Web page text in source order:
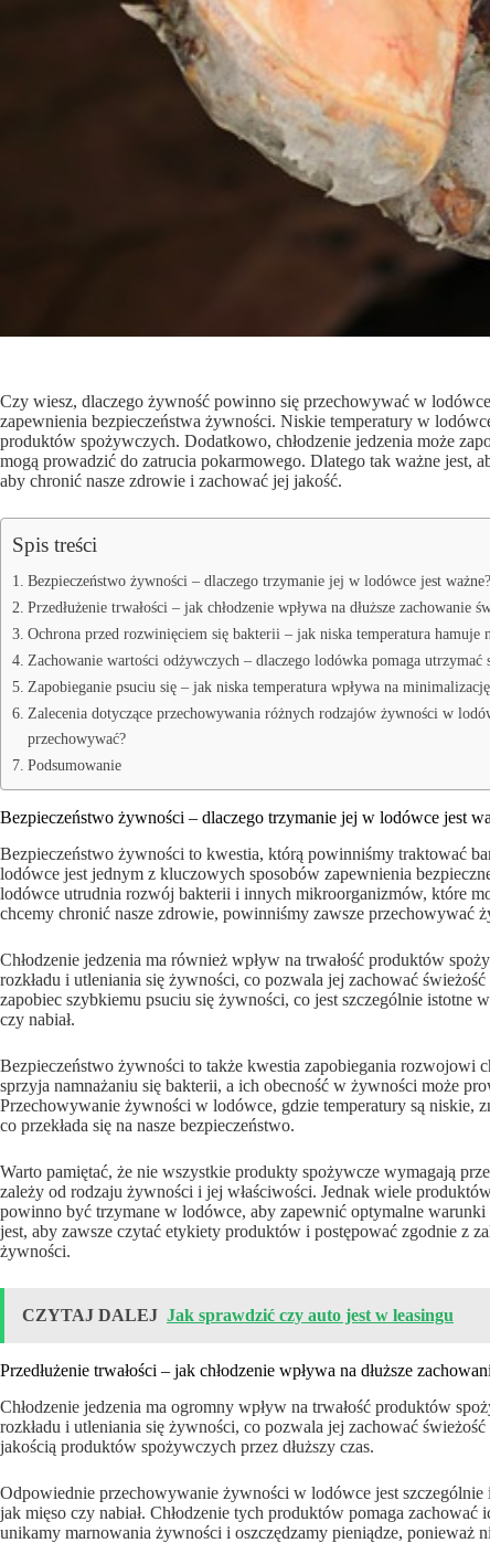
Czy wiesz, dlaczego żywność powinno się przechowywać w
zapewnienia bezpieczeństwa żywności. Niskie temperatury w
produktów spożywczych. Dodatkowo, chłodzenie jedzenia może
mogą prowadzić do zatrucia pokarmowego. Dlatego tak ważne jest,
aby chronić nasze zdrowie i zachować jej jakość.
Spis treści
Bezpieczeństwo żywności – dlaczego trzymanie jej w lodówce jest ważne?
Przedłużenie trwałości – jak chłodzenie wpływa na dłuższe zachowanie
Ochrona przed rozwinięciem się bakterii – jak niska temperatura hamuje
Zachowanie wartości odżywczych – dlaczego lodówka pomaga utrzymać
Zapobieganie psuciu się – jak niska temperatura wpływa na
Zalecenia dotyczące przechowywania różnych rodzajów żywności w
przechowywać?
Podsumowanie
Bezpieczeństwo żywności – dlaczego trzymanie jej w lodówce jest
Bezpieczeństwo żywności to kwestia, którą powinniśmy traktować
lodówce jest jednym z kluczowych sposobów zapewnienia
lodówce utrudnia rozwój bakterii i innych mikroorganizmów, które
chcemy chronić nasze zdrowie, powinniśmy zawsze przechowywać
Chłodzenie jedzenia ma również wpływ na trwałość produktów
rozkładu i utleniania się żywności, co pozwala jej zachować
zapobiec szybkiemu psuciu się żywności, co jest szczególnie istotne
czy nabiał.
Bezpieczeństwo żywności to także kwestia zapobiegania rozwojowi
sprzyja namnażaniu się bakterii, a ich obecność w żywności może
Przechowywanie żywności w lodówce, gdzie temperatury są niskie,
co przekłada się na nasze bezpieczeństwo.
Warto pamiętać, że nie wszystkie produkty spożywcze wymagają
zależy od rodzaju żywności i jej właściwości. Jednak wiele
powinno być trzymane w lodówce, aby zapewnić optymalne
jest, aby zawsze czytać etykiety produktów i postępować zgodnie z
żywności.
CZYTAJ DALEJ Jak sprawdzić czy auto jest w leasingu
Przedłużenie trwałości – jak chłodzenie wpływa na dłuższe
Chłodzenie jedzenia ma ogromny wpływ na trwałość produktów
rozkładu i utleniania się żywności, co pozwala jej zachować
jakością produktów spożywczych przez dłuższy czas.
Odpowiednie przechowywanie żywności w lodówce jest
jak mięso czy nabiał. Chłodzenie tych produktów pomaga
unikamy marnowania żywności i oszczędzamy pieniądze, ponieważ